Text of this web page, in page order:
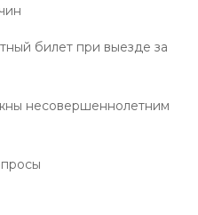
билет при выезде за
несовершеннолетним